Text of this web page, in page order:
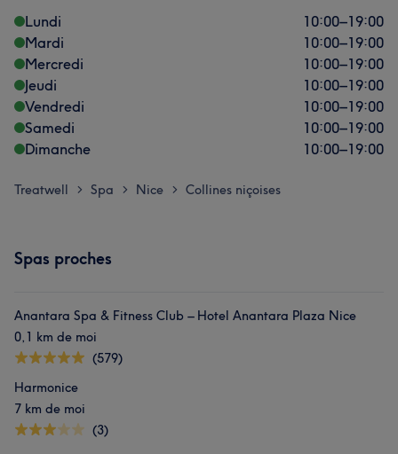
Lundi 10:00–19:00
Mardi
10:00–19:00
Mercredi
10:00–19:00
Jeudi
10:00–19:00
Vendredi
10:00–19:00
Samedi
10:00–19:00
Dimanche
10:00–19:00
Treatwell > Spa > Nice > Collines niçoises
Spas proches
Anantara Spa & Fitness Club – Hotel Anantara Plaza Nice
0,1 km de moi
(579)
Harmonice
7 km de moi
(3)